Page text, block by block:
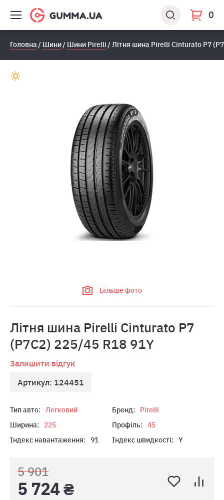
0
Головна Шини Шини Pirelli Літня шина Pirelli Cinturato P7
Більше фото
Літня шина Pirelli Cinturato P7
(P7C2) 225/45 R18 91Y
Залишити відгук
Артикул: 124451
Тип авто: Легковий Бренд:
Pirelli
Ширина:
225 Профіль:
45
Індекс навантаження:
91 Індекс швидкості: Y
5 901
5 724 ₴